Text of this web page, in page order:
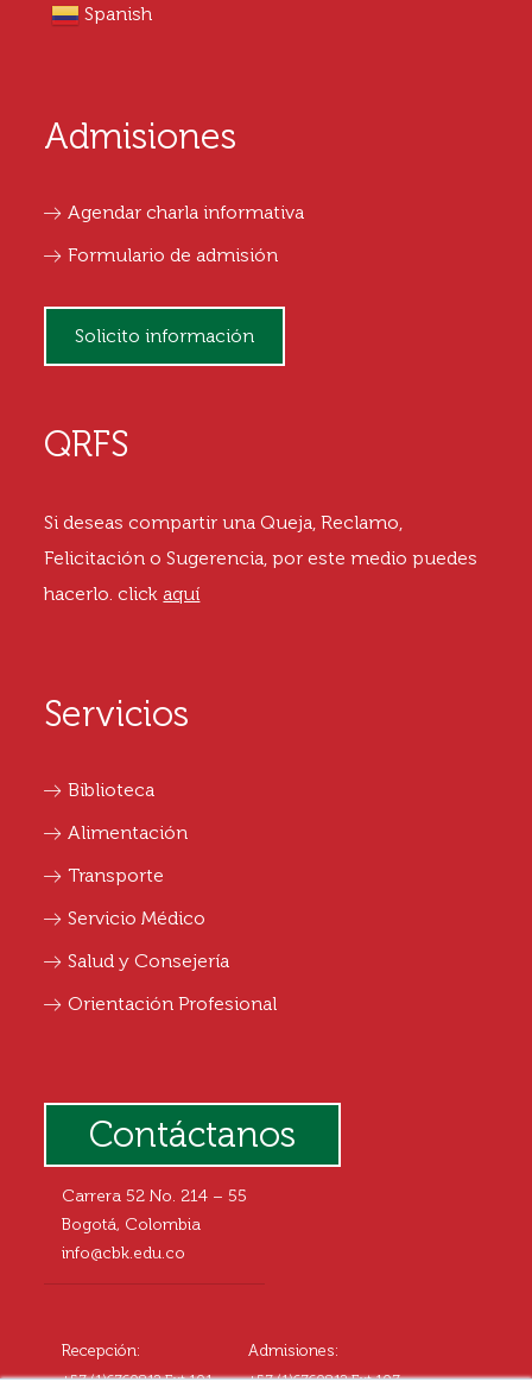
Spanish
Admisiones
Agendar charla informativa
Formulario de admisión
Solicito información
QRFS
Si deseas compartir una Queja, Reclamo,
Felicitación o Sugerencia, por este medio puedes
hacerlo. clickaquí
Servicios
Biblioteca
Alimentación
Transporte
Servicio Médico
Salud y Consejería
Orientación Profesional
Contáctanos
Carrera 52 No. 214 – 55
Bogotá, Colombia
info@cbk.edu.co
Recepción: Admisiones: